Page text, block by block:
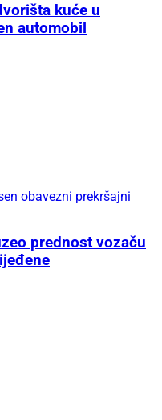
kuće u
automobil
obavezni prekršajni
prednost vozaču